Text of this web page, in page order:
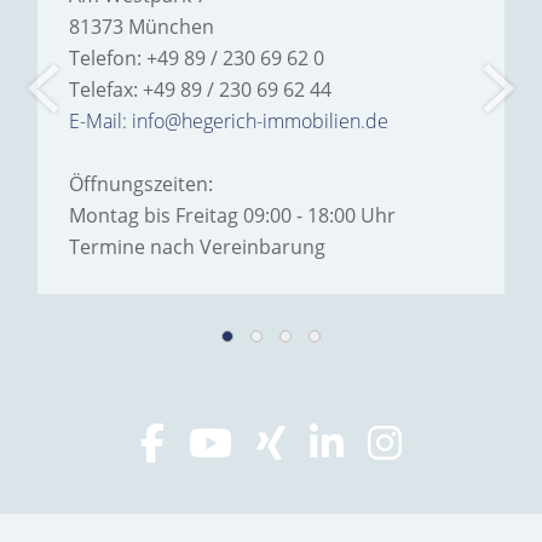
81373 München
Telefon: +49 89 / 230 69 62 0
Telefax: +49 89 / 230 69 62 44
E-Mail: info@hegerich-immobilien.de
Öffnungszeiten:
Montag bis Freitag 09:00 - 18:00 Uhr
Termine nach Vereinbarung